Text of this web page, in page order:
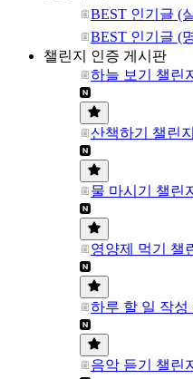
BEST 인기글 (
BEST 인기글 (
챌린지 인증 게시판
하늘 보기 챌린지
산책하기 챌린지
물 마시기 챌린지
영양제 먹기 챌
하루 할 일 작성
음악 듣기 챌린지